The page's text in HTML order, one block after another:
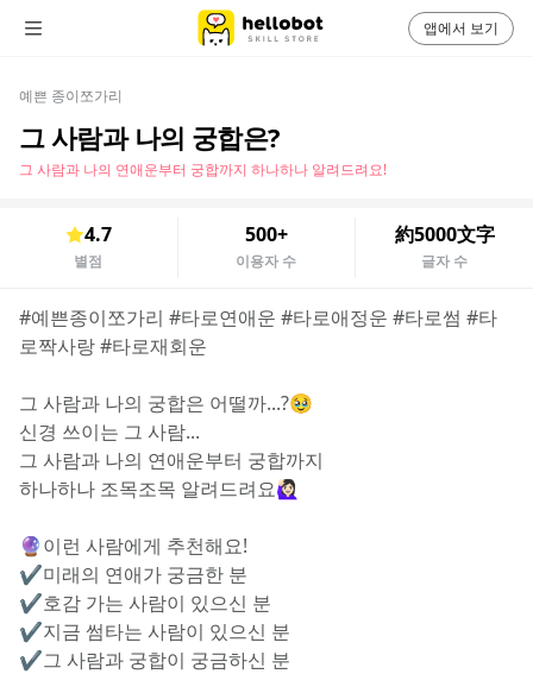
예쁜 종이쪼가리
그 사람과 나의 궁합은?
그 사람과 나의 연애운부터 궁합까지 하나하나 알려드려요!
4.7
별점
500+
이용자 수
約5000文字
글자 수
#예쁜종이쪼가리 #타로연애운 #타로애정운 #타로썸 #타
로짝사랑 #타로재회운
그 사람과 나의 궁합은 어떨까...?🥹
신경 쓰이는 그 사람...
그 사람과 나의 연애운부터 궁합까지
하나하나 조목조목 알려드려요🙋🏻‍♀️
🔮이런 사람에게 추천해요!
✔︎미래의 연애가 궁금한 분
✔︎호감 가는 사람이 있으신 분
✔︎지금 썸타는 사람이 있으신 분
✔︎그 사람과 궁합이 궁금하신 분
앱에서 보기